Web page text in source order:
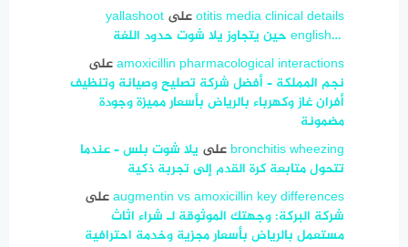
otitis media clinical detailsعلى yallashoot
english… ‎ حين يتجاوز يلا شوت حدود اللغة
amoxicillin pharmacological interactionsعلى
نجم المملكة – أفضل شركة تصليح وصيانة وتنظيف
أفران غاز وكهرباء بالرياض بأسعار مميزة وجودة
مضمونة
bronchitis wheezing على يلا شوت بلس – عندما
تتحول متابعة كرة القدم إلى تجربة ذكية
augmentin vs amoxicillin key differencesعلى
شركة البركة: وجهتك الموثوقة لـ شراء اثاث
مستعمل بالرياض بأسعار مجزية وخدمة احترافية